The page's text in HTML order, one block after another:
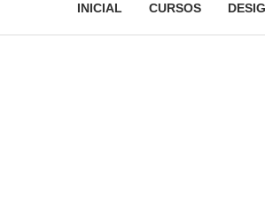
INICIAL CURSOS